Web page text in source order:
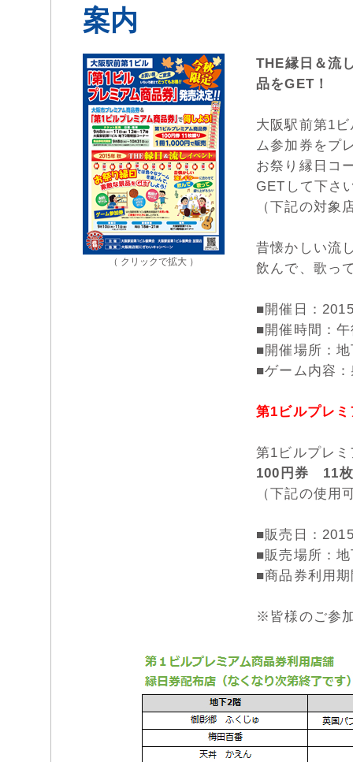
案内
（ クリックで拡大 ）
THE縁日＆流
品をGET！
大阪駅前第1
ム参加券をプ
お祭り縁日コ
GETして下さ
（下記の対象
昔懐かしい流
飲んで、歌っ
■開催日：
■開催時間：
■開催場所：
■ゲーム内容
第1ビルプレ
第1ビルプレ
100円券 11
（下記の使用
■販売日：
■販売場所：
■商品券利用
※皆様のご参